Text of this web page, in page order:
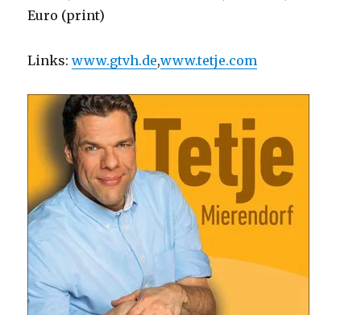
Euro (print)
Links:www.gtvh.de,www.tetje.com